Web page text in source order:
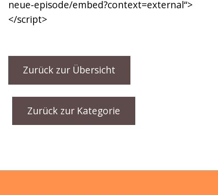
neue-episode/embed?context=external“>
</script>
Zurück zur Übersicht
Zurück zur Kategorie